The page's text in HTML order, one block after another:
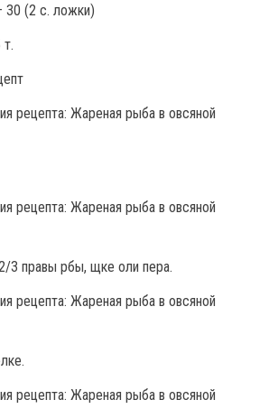
30 (2 с. ложки)
3 правы рбы, щке оли пера.